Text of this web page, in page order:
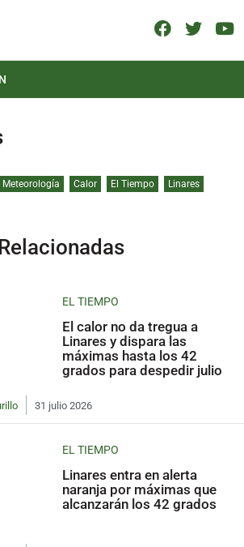
Calor El Tiempo
Linares
EL TIEMPO
El calor no da tregua a
Linares y dispara las
máximas hasta los 42
grados para despedir julio
31 julio 2026
EL TIEMPO
Linares entra en alerta
naranja por máximas que
alcanzarán los 42 grados